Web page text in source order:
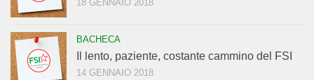
18 GENNAIO 2018
BACHECA
Il lento, paziente, costante cammino del FSI
14 GENNAIO 2018